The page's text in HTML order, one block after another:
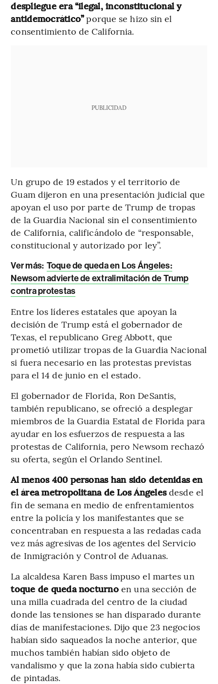
despliegue era “ilegal, inconstitucional y
antidemocrático”porque se hizo sin el
consentimiento de California.
PUBLICIDAD
Un grupo de 19 estados y el territorio de
Guam dijeron en una presentación judicial que
apoyan el uso por parte de Trump de tropas
de la Guardia Nacional sin el consentimiento
de California, calificándolo de “responsable,
constitucional y autorizado por ley”.
Ver más: Toque de queda en Los Ángeles:
Newsom advierte de extralimitación de Trump
contra protestas
Entre los líderes estatales que apoyan la
decisión de Trump está el gobernador de
Texas, el republicano Greg Abbott, que
prometió utilizar tropas de la Guardia Nacional
si fuera necesario en las protestas previstas
para el 14 de junio en el estado.
El gobernador de Florida, Ron DeSantis,
también republicano, se ofreció a desplegar
miembros de la Guardia Estatal de Florida para
ayudar en los esfuerzos de respuesta a las
protestas de California, pero Newsom rechazó
su oferta, según el Orlando Sentinel.
Al menos 400 personas han sido detenidas en
el área metropolitana de Los Ángelesdesde el
fin de semana en medio de enfrentamientos
entre la policía y los manifestantes que se
concentraban en respuesta a las redadas cada
vez más agresivas de los agentes del Servicio
de Inmigración y Control de Aduanas.
La alcaldesa Karen Bass impuso el martes un
toque de queda nocturnoen una sección de
una milla cuadrada del centro de la ciudad
donde las tensiones se han disparado durante
días de manifestaciones. Dijo que 23 negocios
habían sido saqueados la noche anterior, que
muchos también habían sido objeto de
vandalismo y que la zona había sido cubierta
de pintadas.